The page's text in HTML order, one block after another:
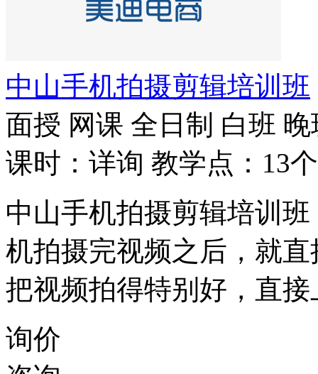
中山手机拍摄剪辑培训班
面授 网课 全日制 白班 晚
课时：详询 教学点：13个
中山手机拍摄剪辑培训
机拍摄完视频之后，就
把视频拍得特别好，直
询价